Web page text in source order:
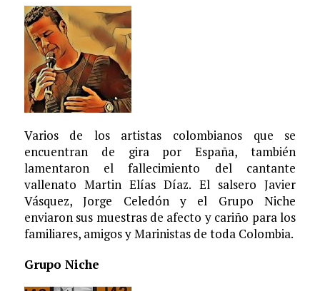
Varios de los artistas colombianos que se
encuentran de gira por España, también
lamentaron el fallecimiento del cantante
vallenato Martin Elías Díaz. El salsero Javier
Vásquez, Jorge Celedón y el Grupo Niche
enviaron sus muestras de afecto y cariño para los
familiares, amigos y Marinistas de toda Colombia.
Grupo Niche